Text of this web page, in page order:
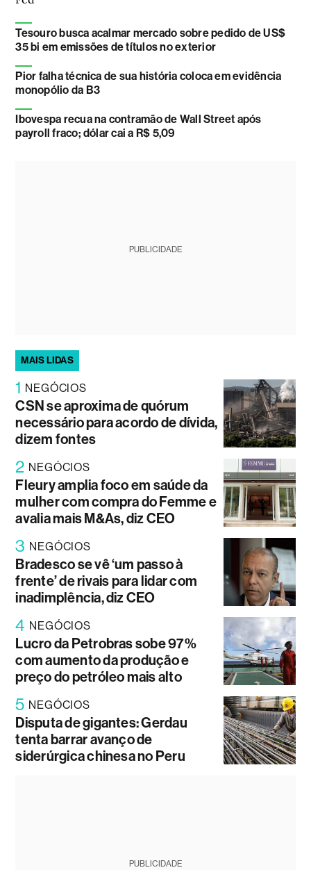
Tesouro busca acalmar mercado sobre pedido de US$
35 bi em emissões de títulos no exterior
Pior falha técnica de sua história coloca em evidência
monopólio da B3
Ibovespa recua na contramão de Wall Street após
payroll fraco; dólar cai a R$ 5,09
PUBLICIDADE
MAIS LIDAS
1 NEGÓCIOS
CSN se aproxima de quórum
necessário para acordo de dívida,
dizem fontes
2 NEGÓCIOS
Fleury amplia foco em saúde da
mulher com compra do Femme e
avalia mais M&As, diz CEO
3 NEGÓCIOS
Bradesco se vê ‘um passo à
frente’ de rivais para lidar com
inadimplência, diz CEO
4 NEGÓCIOS
Lucro da Petrobras sobe 97%
com aumento da produção e
preço do petróleo mais alto
5 NEGÓCIOS
Disputa de gigantes: Gerdau
tenta barrar avanço de
siderúrgica chinesa no Peru
PUBLICIDADE